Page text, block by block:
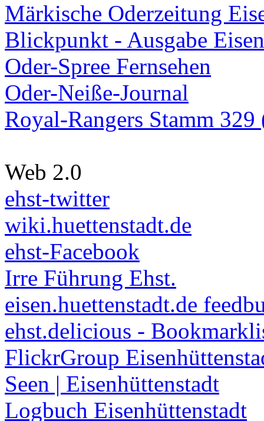
Märkische Oderzeitung
Blickpunkt - Ausgabe
Oder-Spree Fernsehen
Oder-Neiße-Journal
Royal-Rangers Stamm
Web 2.0
ehst-twitter
wiki.huettenstadt.de
ehst-Facebook
Irre Führung Ehst.
eisen.huettenstadt.de
ehst.delicious -
FlickrGroup
Seen | Eisenhüttenstadt
Logbuch Eisenhüttenstadt